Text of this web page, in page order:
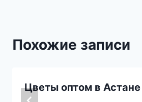
Похожие записи
Цветы оптом в Астане